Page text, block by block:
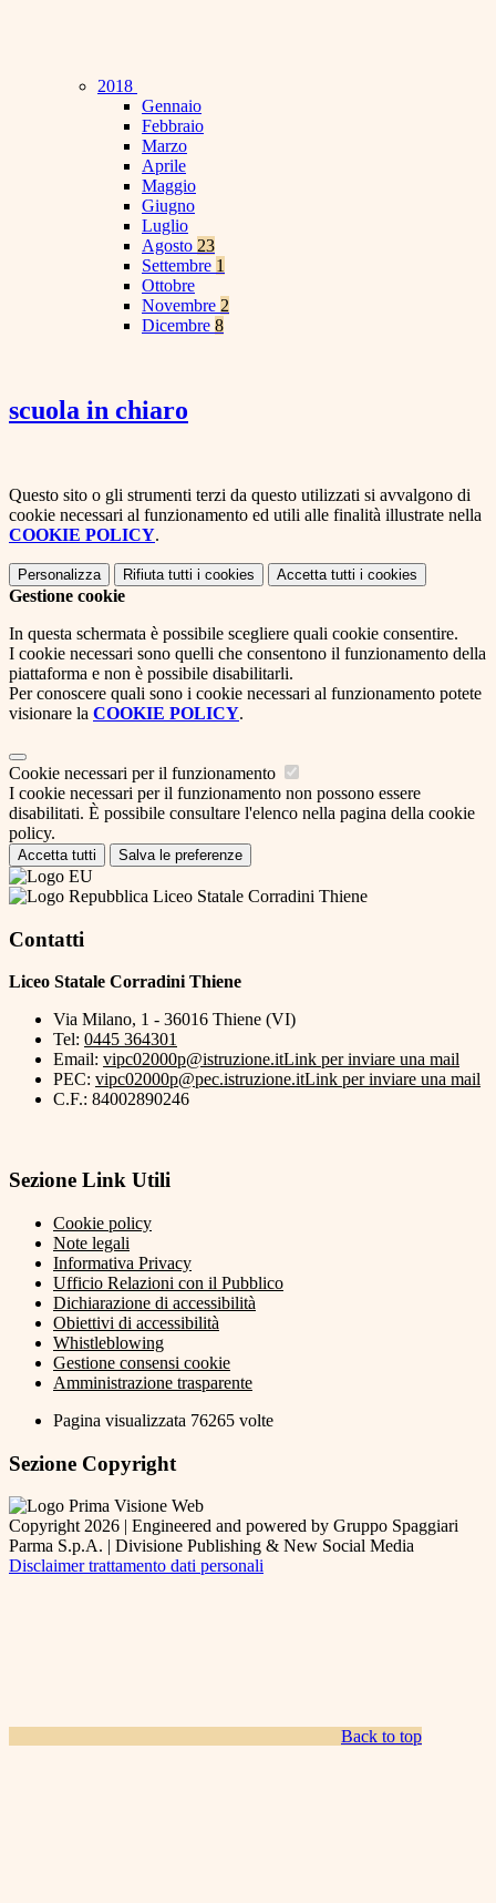
2018
Gennaio
Febbraio
Marzo
Aprile
Maggio
Giugno
Luglio
Agosto 23
Settembre 1
Ottobre
Novembre 2
Dicembre 8
scuola in chiaro
Questo sito o gli strumenti terzi da questo utilizzati si avvalgono di
cookie necessari al funzionamento ed utili alle finalità illustrate nella
COOKIE POLICY.
Personalizza Rifiuta tutti i cookies Accetta tutti i cookies
Gestione cookie
In questa schermata è possibile scegliere quali cookie consentire.
I cookie necessari sono quelli che consentono il funzionamento della
piattaforma e non è possibile disabilitarli.
Per conoscere quali sono i cookie necessari al funzionamento potete
visionare la COOKIE POLICY.
Cookie necessari per il funzionamento
I cookie necessari per il funzionamento non possono essere
disabilitati. È possibile consultare l'elenco nella pagina della cookie
policy.
Accetta tutti Salva le preferenze
Liceo Statale Corradini Thiene
Contatti
Liceo Statale Corradini Thiene
Via Milano, 1 - 36016 Thiene (VI)
Tel: 0445 364301
Email: vipc02000p@istruzione.itLink per inviare una mail
PEC: vipc02000p@pec.istruzione.itLink per inviare una mail
C.F.: 84002890246
Sezione Link Utili
Cookie policy
Note legali
Informativa Privacy
Ufficio Relazioni con il Pubblico
Dichiarazione di accessibilità
Obiettivi di accessibilità
Whistleblowing
Gestione consensi cookie
Amministrazione trasparente
Pagina visualizzata 76265 volte
Sezione Copyright
Copyright 2026 | Engineered and powered by Gruppo Spaggiari
Parma S.p.A. | Divisione Publishing & New Social Media
Disclaimer trattamento dati personali
Back to top